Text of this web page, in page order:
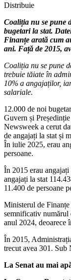
Distribuie
Coaliția nu se pune
bugetari la stat.
Finanțe arată cum
ani. Față de 2015,
Coaliția nu se pune
trebuie tăiate în
10% a angajaților,
salariale.
12.000 de noi
Guvern și Președinție
Newsweek a cerut
de angajați la stat și
În iulie 2025, erau
persoane.
În 2015 erau
angajați la stat
11.400 de persoane
Ministerul de
semnificativ
anul 2024, deoarece
În 2015,
trecut avea 301. Sub
La Senat au mai